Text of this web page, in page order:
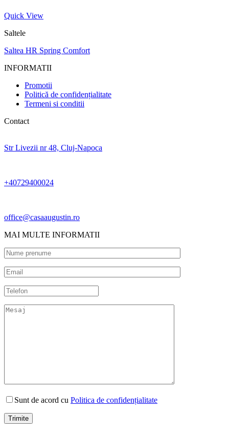
Quick View
Saltele
Saltea HR Spring Comfort
INFORMATII
Promotii
Politică de confidențialitate
Termeni si conditii
Contact
Str Livezii nr 48, Cluj-Napoca
+40729400024
office@casaaugustin.ro
MAI MULTE INFORMATII
Sunt de acord cu Politica de confidențialitate